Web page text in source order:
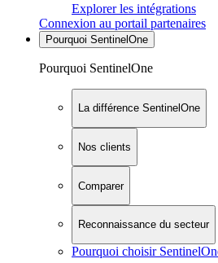
Explorer les intégrations
Connexion au portail partenaires
Pourquoi SentinelOne
Pourquoi SentinelOne
La différence SentinelOne
Nos clients
Comparer
Reconnaissance du secteur
Pourquoi choisir